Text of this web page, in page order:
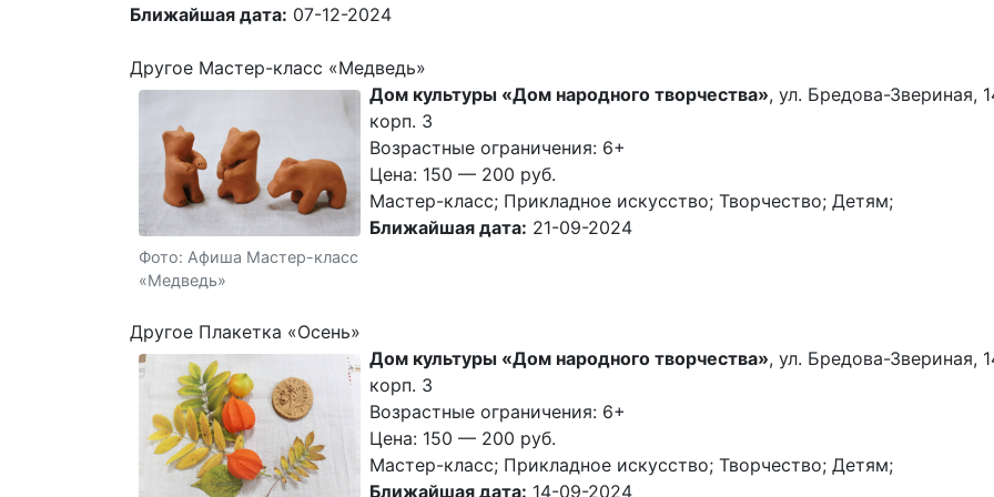
Ближайшая дата: 07-12-2024
Другое Мастер-класс «Медведь»
Фото: Афиша Мастер-класс
«Медведь»
Дом культуры «Дом народного творчества», ул. Бредова-Звериная,
корп. 3
Возрастные ограничения: 6+
Цена: 150 — 200 руб.
Мастер-класс; Прикладное искусство; Творчество; Детям;
Ближайшая дата: 21-09-2024
Другое Плакетка «Осень»
Дом культуры «Дом народного творчества», ул. Бредова-Звериная,
корп. 3
Возрастные ограничения: 6+
Цена: 150 — 200 руб.
Мастер-класс; Прикладное искусство; Творчество; Детям;
Ближайшая дата: 14-09-2024